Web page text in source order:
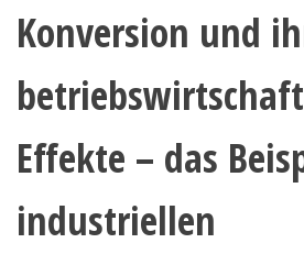
Konversion und
Effekte – das
industriellen